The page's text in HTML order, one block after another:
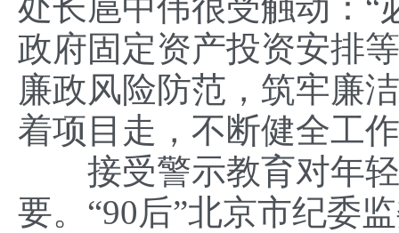
政府固定资产投资安排
廉政风险防范，筑牢廉
着项目走，不断健全工
接受警示教育对年轻
要。“90后”北京市纪委